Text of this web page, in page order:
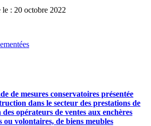
: 20 octobre 2022
de mesures conservatoires présentée
dans le secteur des prestations de
opérateurs de ventes aux enchères
volontaires, de biens meubles